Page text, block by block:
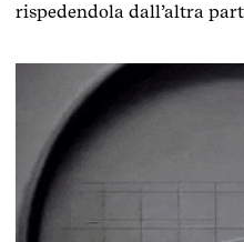
rispedendola dall’altra